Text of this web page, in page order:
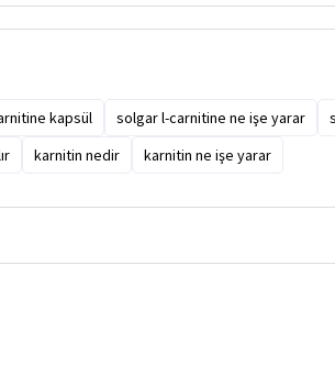
kapsül solgar l-carnitine ne işe yarar
karnitin nedir karnitin ne işe yarar